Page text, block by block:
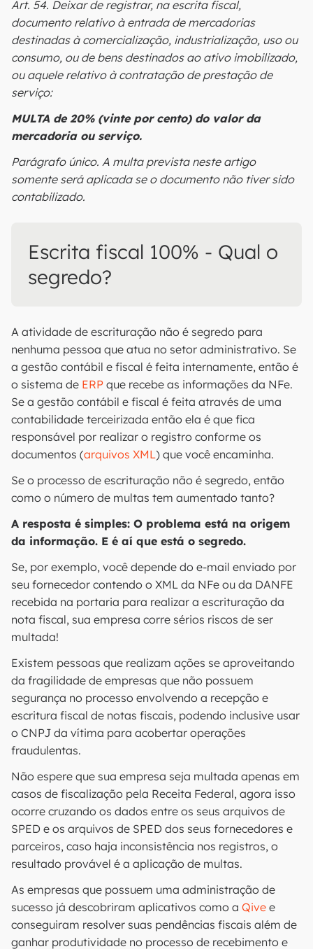
Art. 54. Deixar de registrar, na escrita fiscal,
documento relativo à entrada de mercadorias
destinadas à comercialização, industrialização, uso ou
consumo, ou de bens destinados ao ativo imobilizado,
ou aquele relativo à contratação de prestação de
serviço:
MULTA de 20% (vinte por cento) do valor da
mercadoria ou serviço.
Parágrafo único. A multa prevista neste artigo
somente será aplicada se o documento não tiver sido
contabilizado.
Escrita fiscal 100% - Qual o
segredo?
A atividade de escrituração não é segredo para
nenhuma pessoa que atua no setor administrativo. Se
a gestão contábil e fiscal é feita internamente, então é
o sistema de ERP que recebe as informações da NFe.
Se a gestão contábil e fiscal é feita através de uma
contabilidade terceirizada então ela é que fica
responsável por realizar o registro conforme os
documentos (arquivos XML) que você encaminha.
Se o processo de escrituração não é segredo, então
como o número de multas tem aumentado tanto?
A resposta é simples: O problema está na origem
da informação. E é aí que está o segredo.
Se, por exemplo, você depende do e-mail enviado por
seu fornecedor contendo o XML da NFe ou da DANFE
recebida na portaria para realizar a escrituração da
nota fiscal, sua empresa corre sérios riscos de ser
multada!
Existem pessoas que realizam ações se aproveitando
da fragilidade de empresas que não possuem
segurança no processo envolvendo a recepção e
escritura fiscal de notas fiscais, podendo inclusive usar
o CNPJ da vítima para acobertar operações
fraudulentas.
Não espere que sua empresa seja multada apenas em
casos de fiscalização pela Receita Federal, agora isso
ocorre cruzando os dados entre os seus arquivos de
SPED e os arquivos de SPED dos seus fornecedores e
parceiros, caso haja inconsistência nos registros, o
resultado provável é a aplicação de multas.
As empresas que possuem uma administração de
sucesso já descobriram aplicativos como a Qive e
conseguiram resolver suas pendências fiscais além de
ganhar produtividade no processo de recebimento e